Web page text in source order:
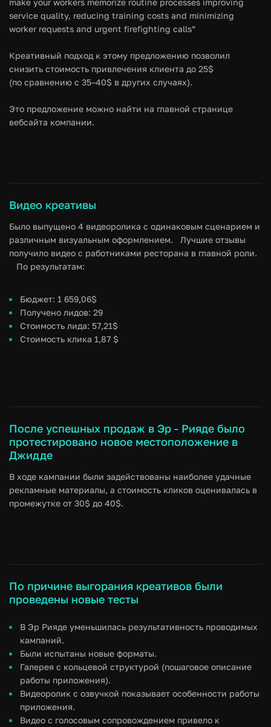
make your workers memorize routine processes improving
service quality, reducing training costs and minimizing
worker requests and urgent firefighting calls”
Креативный подход к этому предложению позволил
снизить стоимость привлечения клиента до 25$
(по сравнению с 35–40$ в других случаях).
Это предложение можно найти на главной странице
вебсайта компании.
Видео креативы
Было выпущено 4 видеоролика с одинаковым сценарием и
различным визуальным оформлением. Лучшие отзывы
получило видео с работниками ресторана в главной роли.
По результатам:
Бюджет: 1 659,06$
Получено лидов: 29
Стоимость лида: 57,21$
Стоимость клика 1,87 $
После успешных продаж в Эр - Рияде было
протестировано новое местоположение в
Джидде
В ходе кампании были задействованы наиболее удачные
рекламные материалы, а стоимость кликов оценивалась в
промежутке от 30$ до 40$.
По причине выгорания креативов были
проведены новые тесты
В Эр Рияде уменьшилась результативность проводимых
кампаний.
Были испытаны новые форматы.
Галерея с кольцевой структурой (пошаговое описание
работы приложения).
Видеоролик с озвучкой показывает особенности работы
приложения.
Видео с голосовым сопровождением привело к